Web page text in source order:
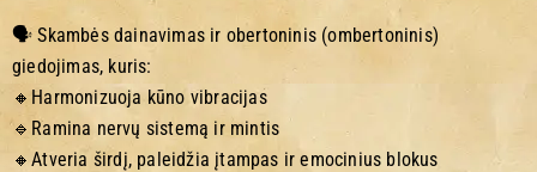
🗣️ Skambės dainavimas ir obertoninis (ombertoninis)
giedojimas, kuris:
🔸Harmonizuoja kūno vibracijas
🔹Ramina nervų sistemą ir mintis
🔸Atveria širdį, paleidžia įtampas ir emocinius blokus